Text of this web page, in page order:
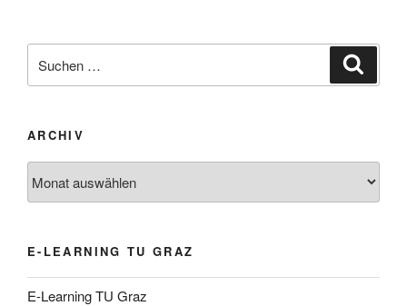
nach:
ARCHIV
E-LEARNING TU GRAZ
E-Learning TU Graz